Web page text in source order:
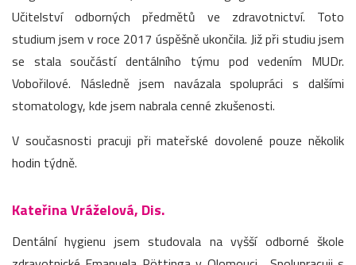
Učitelství odborných předmětů ve zdravotnictví. Toto
studium jsem v roce 2017 úspěšně ukončila. Již při studiu jsem
se stala součástí dentálního týmu pod vedením MUDr.
Vobořilové. Následně jsem navázala spolupráci s dalšími
stomatology, kde jsem nabrala cenné zkušenosti.
V současnosti pracuji při mateřské dovolené pouze několik
hodin týdně.
Kateřina Vráželová, Dis.
Dentální hygienu jsem studovala na vyšší odborné škole